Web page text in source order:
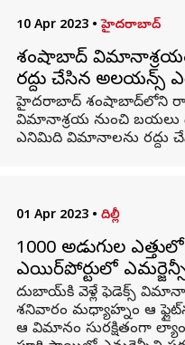
10 Apr 2023 • హైదరాబాద్
శంషాబాద్
రద్దు చేసిన అలయన్స్
హైదరాబాద్ శంషాబాద్‌లోని
విమానాశ్రయ నుంచి బయలు
ఎనిమిది విమానాలను రద్దు
01 Apr 2023 • దిల్లీ
1000 అడుగుల
ఎయిర్‌పోర్టులో
దుబాయ్‌కి వెళ్లే ఫెడెక్స్
శనివారం మధ్యాహ్నం ఆ
ఆ విమానం సురక్షితంగా